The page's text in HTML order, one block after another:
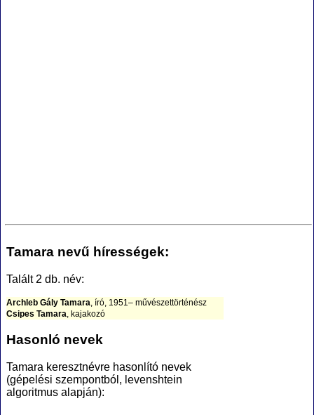
Tamara nevű hírességek:
Talált 2 db. név:
Archleb Gály Tamara , író, 1951– művészettörténész
Csipes Tamara , kajakozó
Hasonló nevek
Tamara keresztnévre hasonlító nevek
(gépelési szempontból, levenshtein
algoritmus alapján):